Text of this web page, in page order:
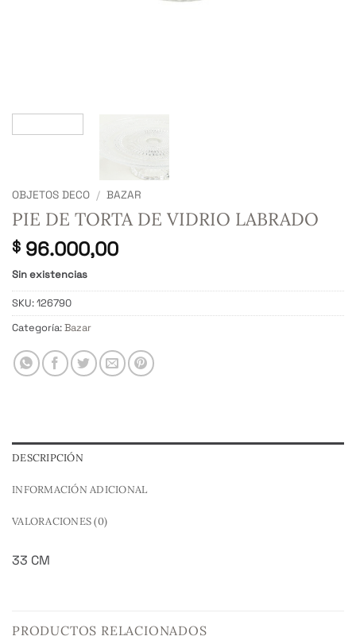
OBJETOS DECO / BAZAR
PIE DE TORTA DE VIDRIO LABRADO
$ 96.000,00
Sin existencias
SKU:126790
Categoría:Bazar
DESCRIPCIÓN
INFORMACIÓN ADICIONAL
VALORACIONES (0)
33 CM
PRODUCTOS RELACIONADOS